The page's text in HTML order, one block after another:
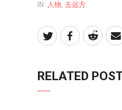
IN: 人物, 去远方
RELATED